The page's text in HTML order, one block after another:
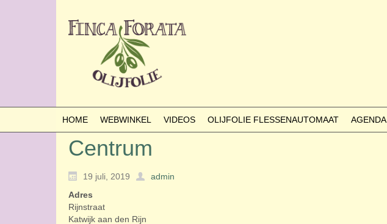
HOME WEBWINKEL VIDEOS OLIJFOLIE FLESSENAUTOMAAT AGENDA
Centrum
19 juli, 2019
admin
Adres
Rijnstraat
Katwijk aan den Rijn